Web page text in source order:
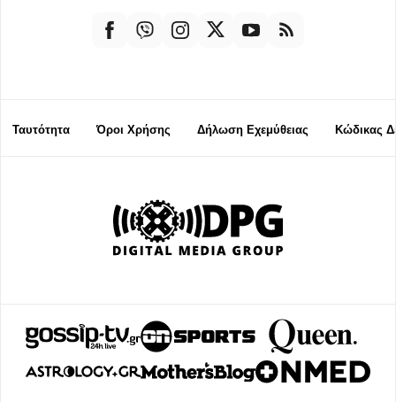
Ταυτότητα Όροι Χρήσης Δήλωση Εχεμύθειας Κώδικας